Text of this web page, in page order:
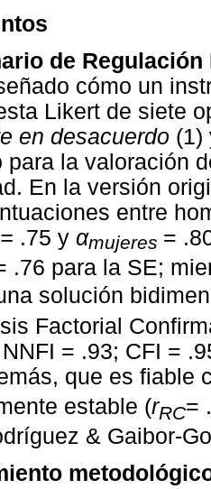
de Regulación
cómo un
Likert de siete
en desacuerdo
para la valoración
En la versión
entre
= .75 y αmujeres =
.76 para la SE;
solución
Factorial
= .93; CFI =
que es fiable
estable (rRC=
& Gaibor-